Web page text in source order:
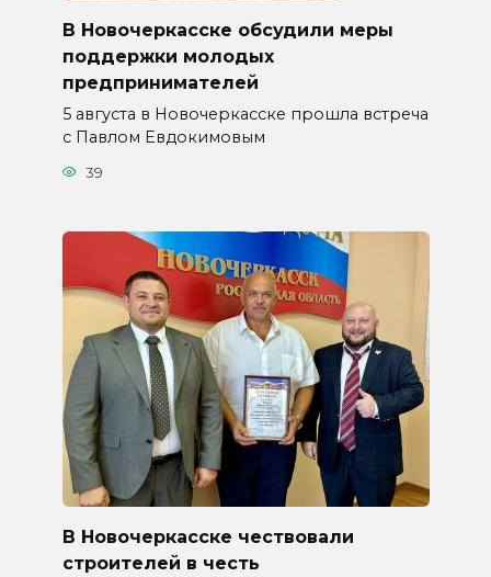
В Новочеркасске обсудили меры
поддержки молодых
предпринимателей
5 августа в Новочеркасске прошла встреча
с Павлом Евдокимовым
39
В Новочеркасске чествовали
строителей в честь